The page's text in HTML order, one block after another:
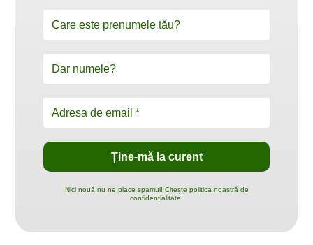
Nici nouă nu ne place spamul! Citește politica noastră de
confidențialitate.